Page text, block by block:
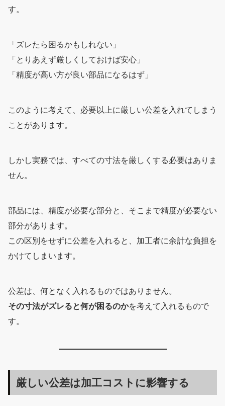
す。
「ズレたら困るかもしれない」
「とりあえず厳しくしておけば安心」
「精度が高い方が良い部品になるはず」
このように考えて、必要以上に厳しい公差を入れてしまう
ことがあります。
しかし実務では、すべての寸法を厳しくする必要はありま
せん。
部品には、精度が必要な部分と、そこまで精度が必要ない
部分があります。
この区別をせずに公差を入れると、加工者に余計な負担を
かけてしまいます。
公差は、何となく入れるものではありません。
その寸法がズレると何が困るのかを考えて入れるもので
す。
厳しい公差は加工コストに影響する